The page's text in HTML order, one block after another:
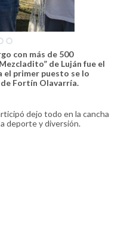
con más de 500
de Luján fue el
el primer puesto se lo
Fortín Olavarría.
dejo todo en la cancha
deporte y diversión.